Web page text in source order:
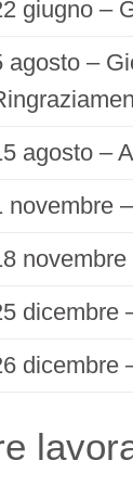
giugno –
agosto –
agosto –
novembre
dicembre
dicembre